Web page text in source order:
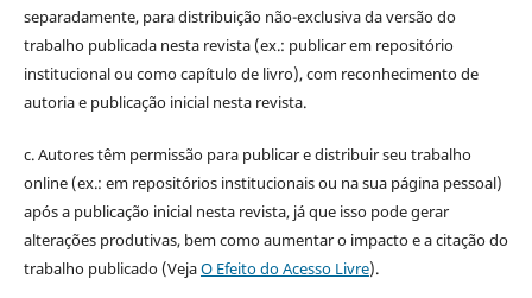
separadamente, para distribuição não-exclusiva da versão do
trabalho publicada nesta revista (ex.: publicar em repositório
institucional ou como capítulo de livro), com reconhecimento de
autoria e publicação inicial nesta revista.
c. Autores têm permissão para publicar e distribuir seu trabalho
online (ex.: em repositórios institucionais ou na sua página pessoal)
após a publicação inicial nesta revista, já que isso pode gerar
alterações produtivas, bem como aumentar o impacto e a citação do
trabalho publicado (VejaO Efeito do Acesso Livre).